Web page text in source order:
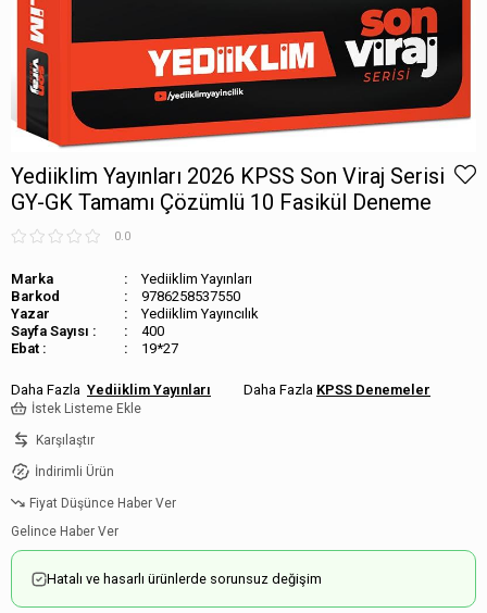
Yediiklim Yayınları 2026 KPSS Son Viraj Serisi
GY-GK Tamamı Çözümlü 10 Fasikül Deneme
0.0
Marka
Yediiklim Yayınları
Barkod
9786258537550
Yediiklim Yayıncılık
Sayfa Sayısı :
400
Ebat :
19*27
Yediiklim Yayınları KPSS Denemeler
İstek Listeme Ekle
Karşılaştır
İndirimli Ürün
Fiyat Düşünce Haber Ver
Gelince Haber Ver
Hatalı ve hasarlı ürünlerde sorunsuz değişim